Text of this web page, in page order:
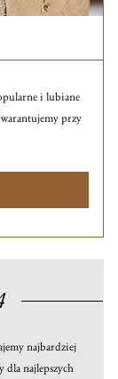
i lubiane
przy
najbardziej
dla najlepszych